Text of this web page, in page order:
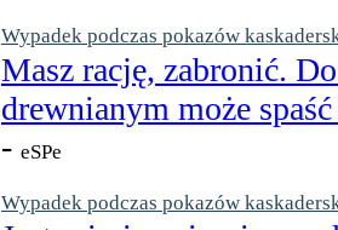
Wypadek podczas pokazów
Masz rację, zabronić.
drewnianym może
- eSPe
Wypadek podczas pokazów